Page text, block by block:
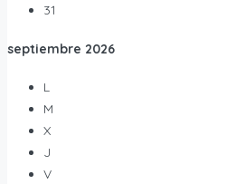
31
septiembre 2026
L
M
X
J
V